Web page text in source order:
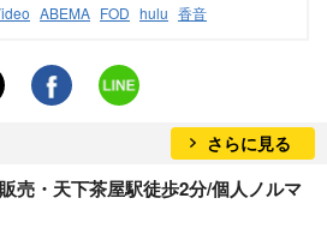
ABEMA FOD hulu 香音
さらに見る
売・天下茶屋駅徒歩2分/個人ノルマ